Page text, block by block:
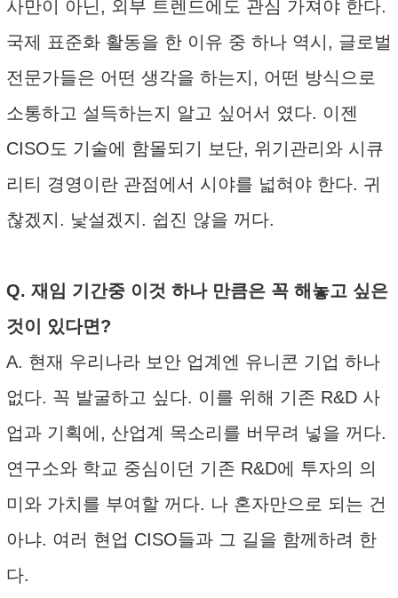
사만이 아닌, 외부 트렌드에도 관심 가져야 한다.
국제 표준화 활동을 한 이유 중 하나 역시, 글로벌
전문가들은 어떤 생각을 하는지, 어떤 방식으로
소통하고 설득하는지 알고 싶어서 였다. 이젠
CISO도 기술에 함몰되기 보단, 위기관리와 시큐
리티 경영이란 관점에서 시야를 넓혀야 한다. 귀
찮겠지. 낯설겠지. 쉽진 않을 꺼다.
Q. 재임 기간중 이것 하나 만큼은 꼭 해놓고 싶은
것이 있다면?
A. 현재 우리나라 보안 업계엔 유니콘 기업 하나
없다. 꼭 발굴하고 싶다. 이를 위해 기존 R&D 사
업과 기획에, 산업계 목소리를 버무려 넣을 꺼다.
연구소와 학교 중심이던 기존 R&D에 투자의 의
미와 가치를 부여할 꺼다. 나 혼자만으로 되는 건
아냐. 여러 현업 CISO들과 그 길을 함께하려 한
다.